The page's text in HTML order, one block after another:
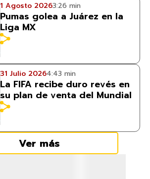
1 Agosto 20263:26 min
Pumas golea a Juárez en la
Liga MX
31 Julio 20264:43 min
La FIFA recibe duro revés en
su plan de venta del Mundial
Ver más